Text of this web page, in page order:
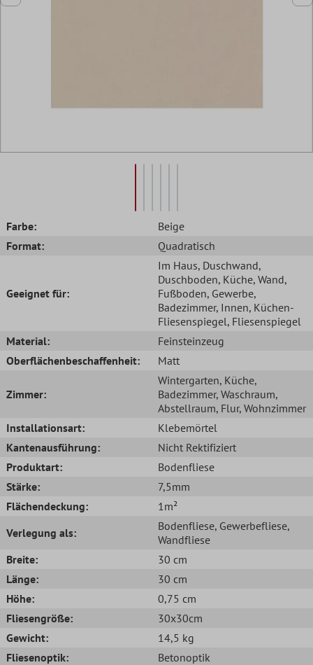
Farbe:
Beige
Format:
Quadratisch
Geeignet für:
Im Haus, Duschwand,
Duschboden, Küche, Wand,
Fußboden, Gewerbe,
Badezimmer, Innen, Küchen-
Fliesenspiegel, Fliesenspiegel
Material:
Feinsteinzeug
Oberflächenbeschaffenheit:
Matt
Zimmer:
Wintergarten, Küche,
Badezimmer, Waschraum,
Abstellraum, Flur, Wohnzimmer
Installationsart:
Klebemörtel
Kantenausführung:
Nicht Rektifiziert
Produktart:
Bodenfliese
Stärke:
7,5mm
Flächendeckung:
1m²
Verlegung als:
Bodenfliese, Gewerbefliese,
Wandfliese
Breite:
30 cm
Länge:
30 cm
Höhe:
0,75 cm
Fliesengröße:
30x30cm
Gewicht:
14,5 kg
Fliesenoptik:
Betonoptik